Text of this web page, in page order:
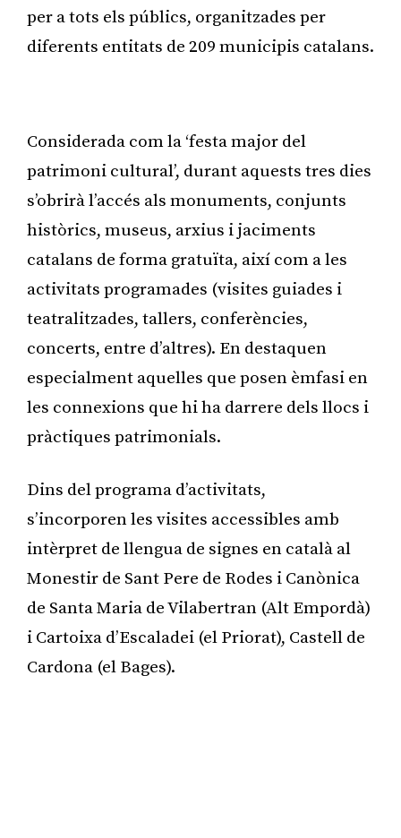
per a tots els públics, organitzades per
diferents entitats de 209 municipis catalans.
Considerada com la ‘festa major del
patrimoni cultural’, durant aquests tres dies
s’obrirà l’accés als monuments, conjunts
històrics, museus, arxius i jaciments
catalans de forma gratuïta, així com a les
activitats programades (visites guiades i
teatralitzades, tallers, conferències,
concerts, entre d’altres). En destaquen
especialment aquelles que posen èmfasi en
les connexions que hi ha darrere dels llocs i
pràctiques patrimonials.
Dins del programa d’activitats,
s’incorporen les visites accessibles amb
intèrpret de llengua de signes en català al
Monestir de Sant Pere de Rodes i Canònica
de Santa Maria de Vilabertran (Alt Empordà)
i Cartoixa d’Escaladei (el Priorat), Castell de
Cardona (el Bages).